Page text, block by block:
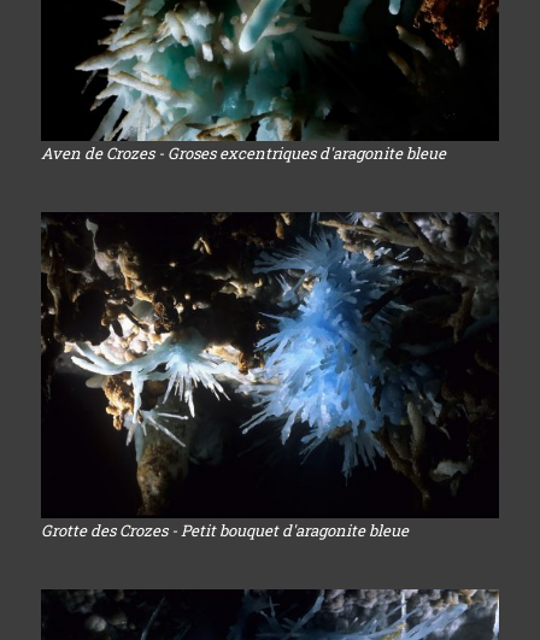
Aven de Crozes - Groses excentriques d'aragonite bleue
Grotte des Crozes - Petit bouquet d'aragonite bleue